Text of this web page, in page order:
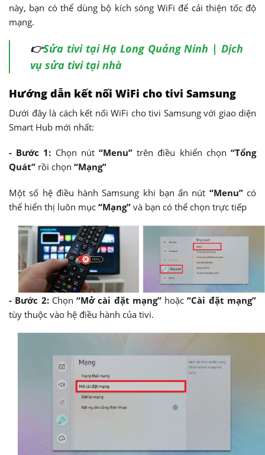
này, bạn có thể dùng bộ kích sóng WiFi để cải thiện tốc độ
mạng.
👉Sửa tivi tại Hạ Long Quảng Ninh | Dịch
vụ sửa tivi tại nhà
Hướng dẫn kết nối WiFi cho tivi Samsung
Dưới đây là cách kết nối WiFi cho tivi Samsung với giao diện
Smart Hub mới nhất:
- Bước 1: Chọn nút“Menu” trên điều khiển chọn“Tổng
Quát” rồi chọn “Mạng”
Một số hệ điều hành Samsung khi bạn ấn nút “Menu” có
thể hiển thị luôn mục “Mạng” và bạn có thể chọn trực tiếp
- Bước 2:Chọn“Mở cài đặt mạng”hoặc “Cài đặt mạng”
tùy thuộc vào hệ điều hành của tivi.